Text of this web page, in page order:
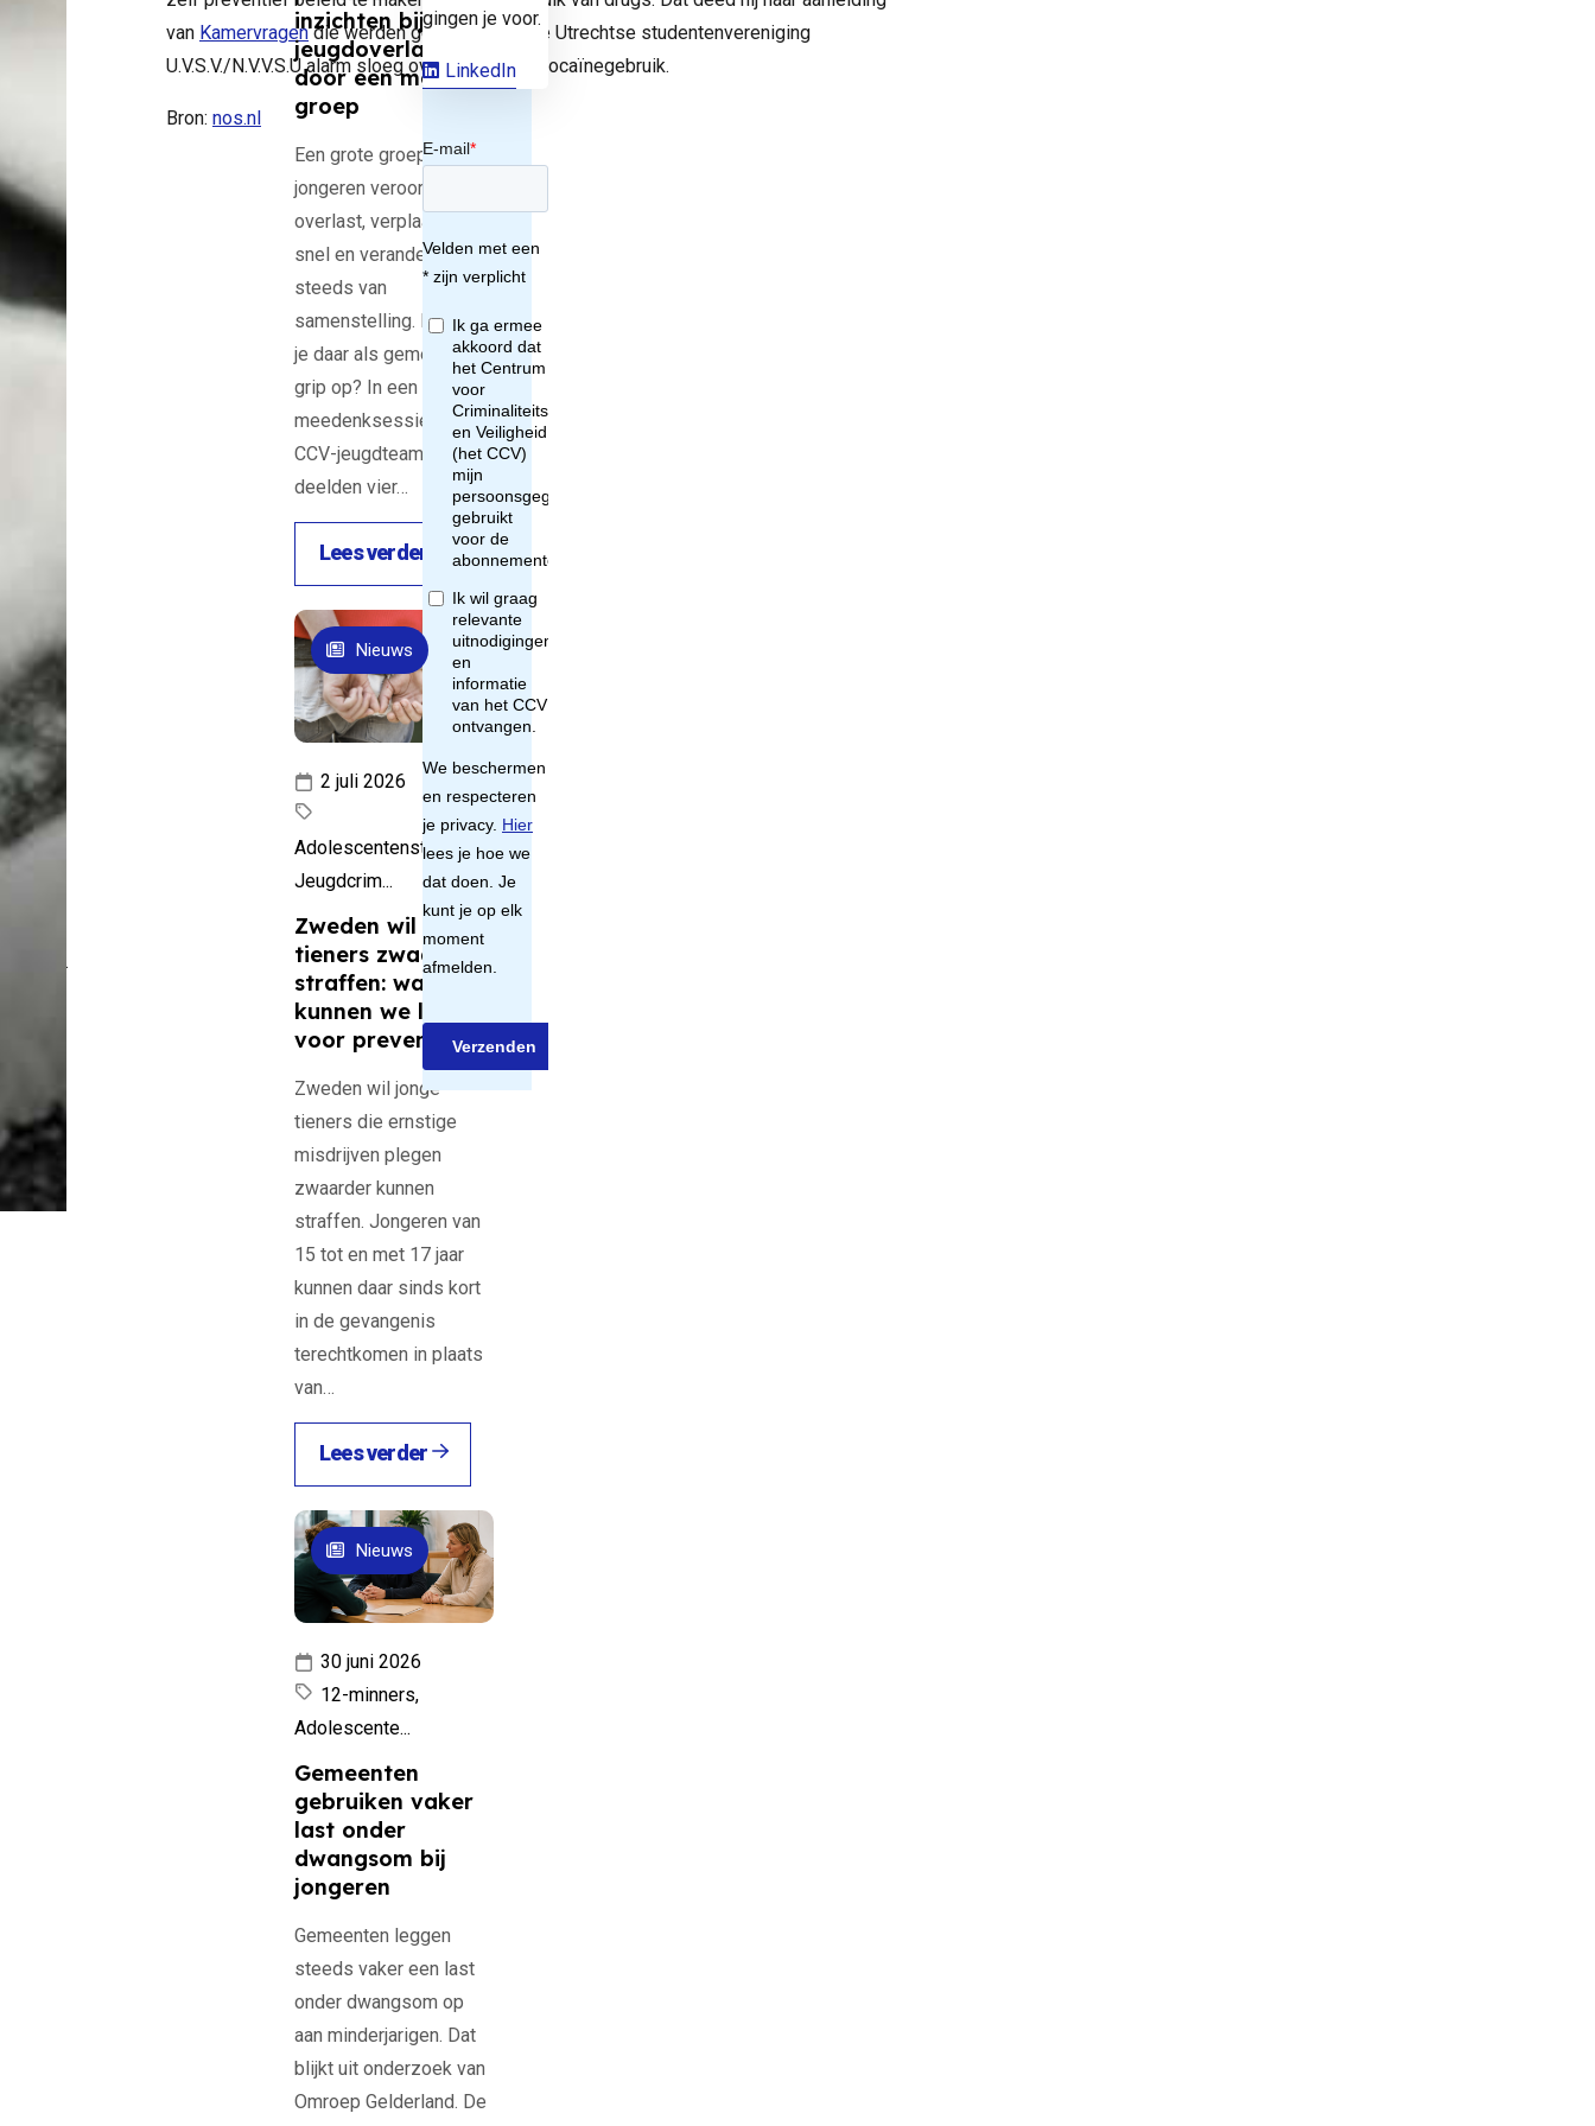
jaren
de
van Kamervragendie werden gesteld nadat de Utrechtse studentenvereniging
U.V.S.V./N.V.V.S.U alarm sloeg over excessief cocaïnegebruik.
Bron: nos.nl
inzichten bij
jeugdoverlast
door een mobiele
groep
Een grote groep
jongeren veroorzaakt
overlast, verplaatst zich
snel en verandert
steeds van
samenstelling. Hoe krijg
je daar als gemeente
grip op? In een
meedenksessie van het
CCV-jeugdteam
deelden vier…
Lees verder
Zweden wil jonge
tieners zwaarder
straffen: wat
kunnen we leren
voor preventie?
Zweden wil jonge
tieners die ernstige
misdrijven plegen
zwaarder kunnen
straffen. Jongeren van
15 tot en met 17 jaar
kunnen daar sinds kort
in de gevangenis
terechtkomen in plaats
van…
2 juli 2026
Adolescentenstrafrecht,
Jeugdcrim...
Lees verder
Nieuws
Gemeenten
gebruiken vaker
last onder
dwangsom bij
jongeren
Gemeenten leggen
steeds vaker een last
onder dwangsom op
aan minderjarigen. Dat
blijkt uit onderzoek van
Omroep Gelderland. De
30 juni 2026
12-minners,
Adolescente...
Nieuws
gingen je voor.
LinkedIn